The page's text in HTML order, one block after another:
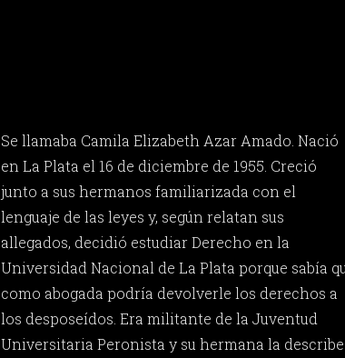
Se llamaba Camila Elizabeth Azar Amado. Nació
en La Plata el 16 de diciembre de 1955. Creció
junto a sus hermanos familiarizada con el
lenguaje de las leyes y, según relatan sus
allegados, decidió estudiar Derecho en la
Universidad Nacional de La Plata porque sabía
como abogada podría devolverle los derechos a
los desposeídos. Era militante de la Juventud
Universitaria Peronista y su hermana la describe